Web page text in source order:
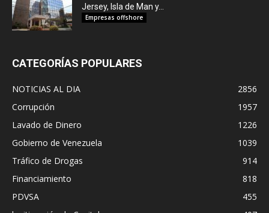
Jersey, Isla de Man y...
Empresas offshore
CATEGORÍAS POPULARES
NOTICIAS AL DIA
2856
Corrupción
1957
Lavado de Dinero
1226
Gobierno de Venezuela
1039
Tráfico de Drogas
914
Financiamiento
818
PDVSA
455